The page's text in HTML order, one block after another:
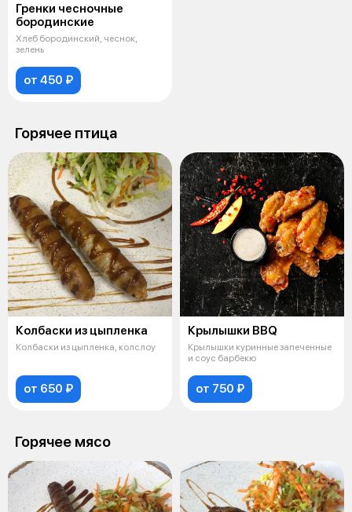
Гренки чесночные
бородинские
Хлеб бородинский, чеснок,
зелень
от 450 ₽
Горячее птица
Колбаски из цыпленка
Колбаски из цыпленка, колслоу
от 650 ₽
Крылышки BBQ
Крылышки куринные запеченные
и соус барбекю
от 750 ₽
Горячее мясо